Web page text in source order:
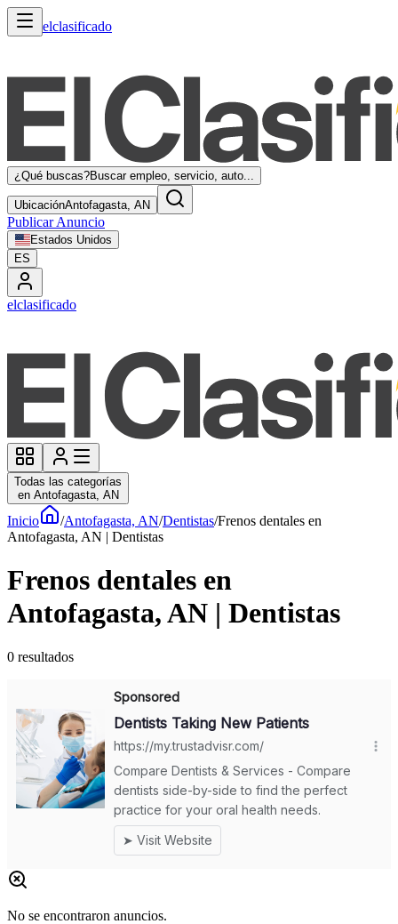
elclasificado
¿Qué buscas?Buscar empleo, servicio, auto...
UbicaciónAntofagasta, AN
Publicar Anuncio
Estados Unidos
ES
elclasificado
Todas las categorías
en Antofagasta, AN
Inicio /Antofagasta, AN/Dentistas/Frenos dentales en
Antofagasta, AN | Dentistas
Frenos dentales en
Antofagasta, AN | Dentistas
0 resultados
No se encontraron anuncios.